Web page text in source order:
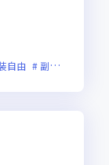
自由 副業可